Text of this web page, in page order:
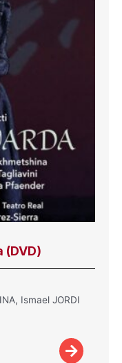
(DVD)
Ismael JORDI